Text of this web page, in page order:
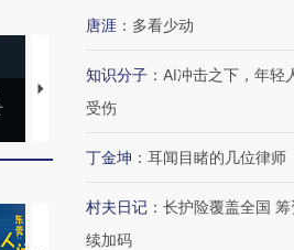
马航飞行员跨国走私7万
粒摇头丸 尿检体内含3种
育部长拱下台
唐涯 ： 多看少动
知识分子 ： AI冲击之下，年轻
受伤
丁金坤 ： 耳闻目睹的几位律师
村夫日记 ： 长护险覆盖全国
续加码